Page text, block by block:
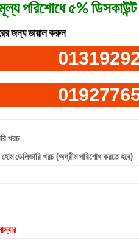
পরিশোধে ৫% ডিসকাউন্ট
জন্য ডায়াল করুন
খরচ
হোম ডেলিভারি খরচ (অগ্রীম পরিশোধ করতে হবে)